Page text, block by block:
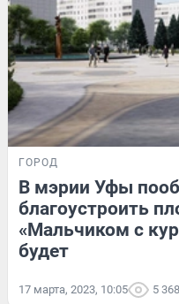
ГОРОД
В мэрии Уфы
благоустроить
«Мальчиком с
будет
17 марта, 2023, 10:05 5 368